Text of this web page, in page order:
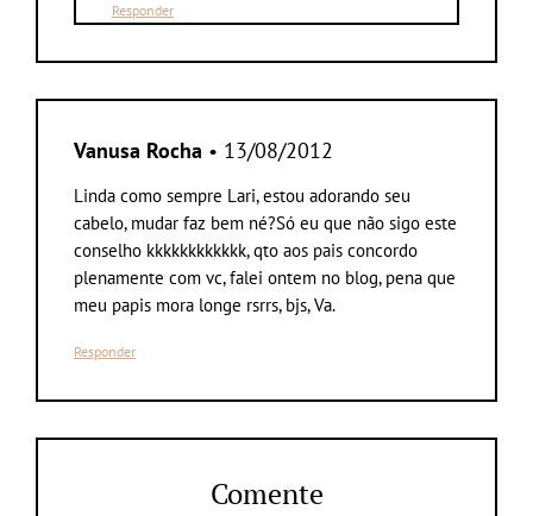
Responder
Vanusa Rocha • 13/08/2012
Linda como sempre Lari, estou adorando seu
cabelo, mudar faz bem né?Só eu que não sigo este
conselho kkkkkkkkkkkk, qto aos pais concordo
plenamente com vc, falei ontem no blog, pena que
meu papis mora longe rsrrs, bjs, Va.
Responder
Comente